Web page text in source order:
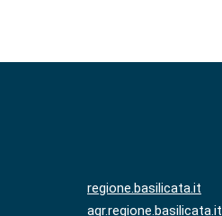
regione.basilicata.it
agr.regione.basilicata.it